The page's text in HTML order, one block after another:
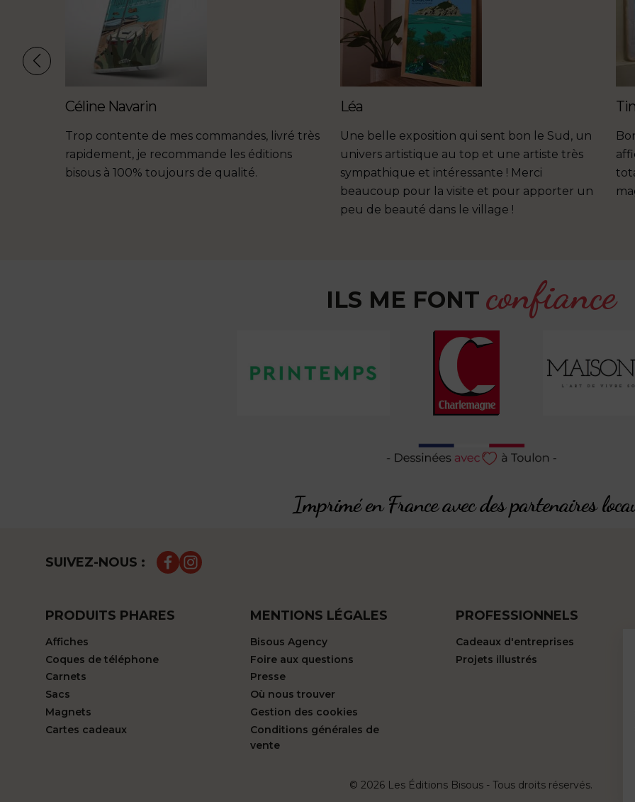
Céline Navarin
Trop contente de mes commandes, livré très
rapidement, je recommande les éditions
bisous à 100% toujours de qualité.
Léa
Une belle exposition qui sent bon le Sud, un
univers artistique au top et une artiste très
sympathique et intéressante ! Merci
beaucoup pour la visite et pour apporter un
peu de beauté dans le village !
ILS ME FONT confiance
Imprimé en France avec des partenaires
SUIVEZ-NOUS :
PRODUITS PHARES
Affiches
Coques de téléphone
Carnets
Sacs
Magnets
Cartes cadeaux
MENTIONS LÉGALES
Bisous Agency
Foire aux questions
Presse
Où nous trouver
Gestion des cookies
Conditions générales de
vente
PROFESSIONNELS
Cadeaux d'entreprises
Projets illustrés
© 2026 Les Éditions Bisous - Tous droits réservés.